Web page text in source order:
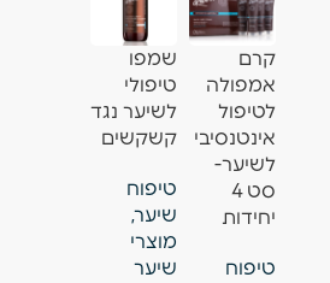
קרם
אמפולה
לטיפול
אינטנסיבי
לשיער-
סט 4
יחידות
טיפוח
שמפו
טיפולי
לשיער נגד
קשקשים
טיפוח
שיער,
מוצרי
שיער